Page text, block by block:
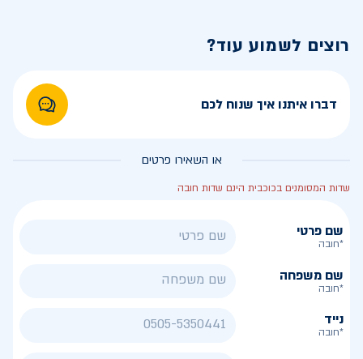
רוצים לשמוע עוד?
דברו איתנו איך שנוח לכם
או השאירו פרטים
שדות המסומנים בכוכבית הינם שדות חובה
שם פרטי
*חובה
שם משפחה
*חובה
נייד
*חובה